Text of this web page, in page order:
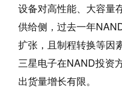
设备对高性能、大容量
供给侧，过去一年
扩张，且制程转换等因
三星电子在NAND投资
出货量增长有限。